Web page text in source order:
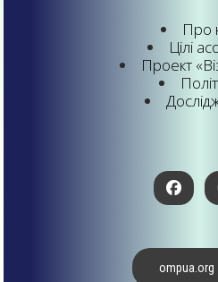
Про
Цілі
Проект
ompua.org